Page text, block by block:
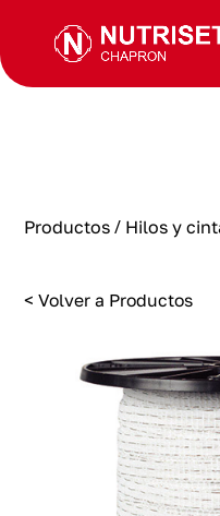
Productos / Hilos y
< Volver a Productos